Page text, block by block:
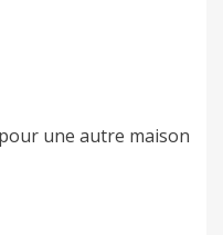
une autre maison